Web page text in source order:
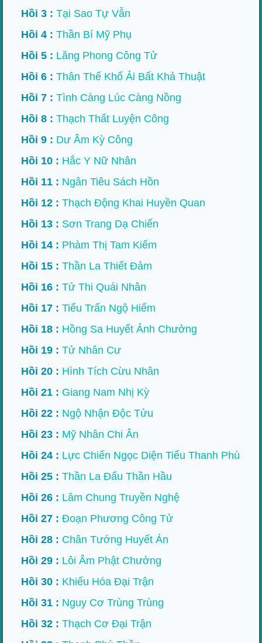
Hồi 3 : Tại Sao Tự Vẫn
Hồi 4 : Thần Bí Mỹ Phụ
Hồi 5 : Lăng Phong Công Tử
Hồi 6 : Thân Thế Khổ Ải Bất Khả Thuật
Hồi 7 : Tình Càng Lúc Càng Nồng
Hồi 8 : Thạch Thất Luyện Công
Hồi 9 : Dư Âm Kỳ Công
Hồi 10 : Hắc Y Nữ Nhân
Hồi 11 : Ngân Tiêu Sách Hồn
Hồi 12 : Thạch Động Khai Huyền Quan
Hồi 13 : Sơn Trang Dạ Chiến
Hồi 14 : Phàm Thị Tam Kiếm
Hồi 15 : Thần La Thiết Đảm
Hồi 16 : Tử Thi Quái Nhân
Hồi 17 : Tiểu Trấn Ngộ Hiểm
Hồi 18 : Hồng Sa Huyết Ảnh Chưởng
Hồi 19 : Tử Nhân Cư
Hồi 20 : Hình Tích Cừu Nhân
Hồi 21 : Giang Nam Nhị Kỳ
Hồi 22 : Ngộ Nhận Độc Tửu
Hồi 23 : Mỹ Nhân Chi Ân
Hồi 24 : Lực Chiến Ngọc Diện Tiểu Thanh Phù
Hồi 25 : Thần La Đấu Thần Hầu
Hồi 26 : Lâm Chung Truyền Nghệ
Hồi 27 : Đoạn Phương Công Tử
Hồi 28 : Chân Tướng Huyết Án
Hồi 29 : Lôi Âm Phật Chưởng
Hồi 30 : Khiếu Hóa Đại Trận
Hồi 31 : Nguy Cơ Trùng Trùng
Hồi 32 : Thạch Cơ Đại Trận